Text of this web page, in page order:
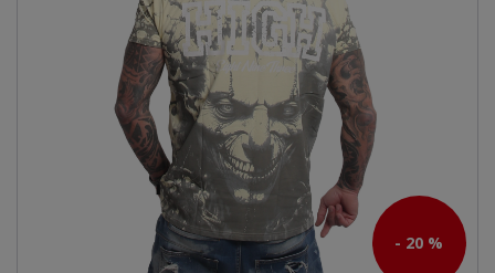
- 20 %